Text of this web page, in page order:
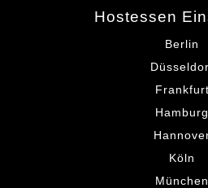
Hostessen
Berlin
Frankfurt
Hamburg
Köln
München